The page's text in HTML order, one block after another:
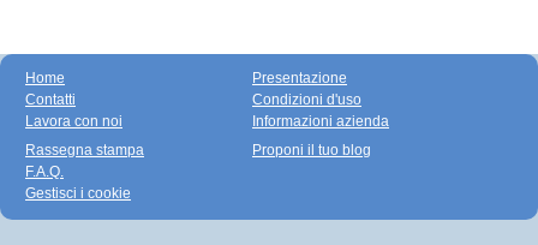
Home
Contatti
Lavora con noi
Presentazione
Condizioni d'uso
Informazioni azienda
Rassegna stampa
F.A.Q.
Gestisci i cookie
Proponi il tuo blog